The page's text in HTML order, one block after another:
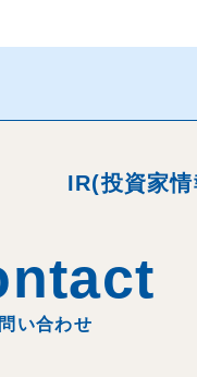
IR(投資家
い合わせ